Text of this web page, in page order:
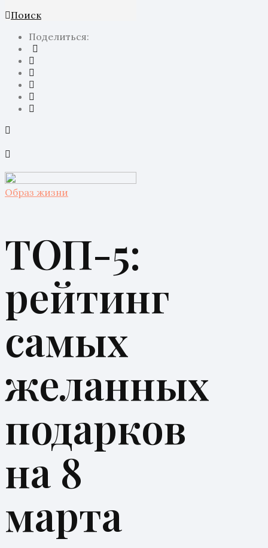
Поиск
Поделиться:
Образ жизни
ТОП-5:
рейтинг
самых
желанных
подарков
на 8
марта